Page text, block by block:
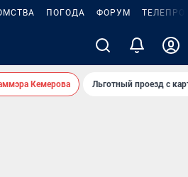
ПОГОДА ФОРУМ
Кемерова Льготный проезд с